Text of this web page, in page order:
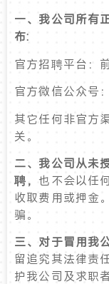
一、我公司所有
布:
官方招聘平台：
官方微信公众号
其它任何非官方
关。
二、我公司从未
聘， 也不会以任
收取费用或押金
骗。
三、对于冒用我
留追究其法律责
护我公司及求职